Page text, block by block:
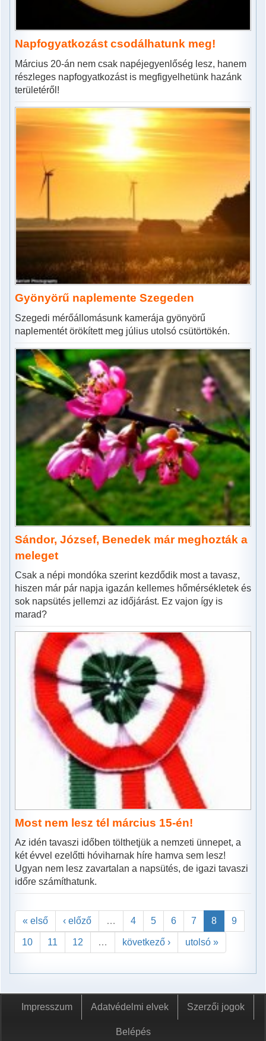
Napfogyatkozást csodálhatunk meg!
Március 20-án nem csak napéjegyenlőség lesz, hanem
részleges napfogyatkozást is megfigyelhetünk hazánk
területéről!
Gyönyörű naplemente Szegeden
Szegedi mérőállomásunk kamerája gyönyörű
naplementét örökített meg július utolsó csütörtökén.
Sándor, József, Benedek már meghozták a
meleget
Csak a népi mondóka szerint kezdődik most a tavasz,
hiszen már pár napja igazán kellemes hőmérsékletek és
sok napsütés jellemzi az időjárást. Ez vajon így is
marad?
Most nem lesz tél március 15-én!
Az idén tavaszi időben tölthetjük a nemzeti ünnepet, a
két évvel ezelőtti hóviharnak híre hamva sem lesz!
Ugyan nem lesz zavartalan a napsütés, de igazi tavaszi
időre számíthatunk.
« első ‹ előző … 4 5 6 7 8 9
10 11 12 … következő › utolsó »
Impresszum Adatvédelmi elvek Szerzői jogok
Belépés